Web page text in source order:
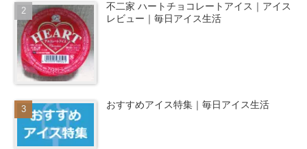
不二家 ハートチョコレートアイス｜アイス
レビュー｜毎日アイス生活
おすすめアイス特集｜毎日アイス生活